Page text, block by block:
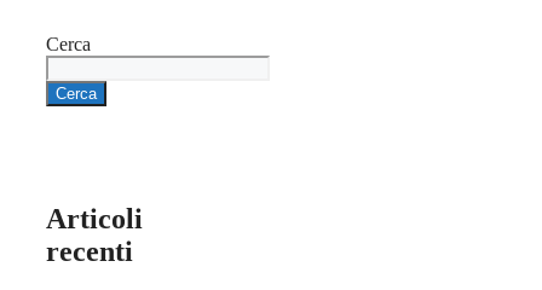
Cerca
Cerca
Articoli
recenti